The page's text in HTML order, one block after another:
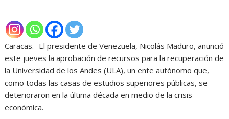
Caracas.- El presidente de Venezuela, Nicolás Maduro, anunció
este jueves la aprobación de recursos para la recuperación de
la Universidad de los Andes (ULA), un ente autónomo que,
como todas las casas de estudios superiores públicas, se
deterioraron en la última década en medio de la crisis
económica.